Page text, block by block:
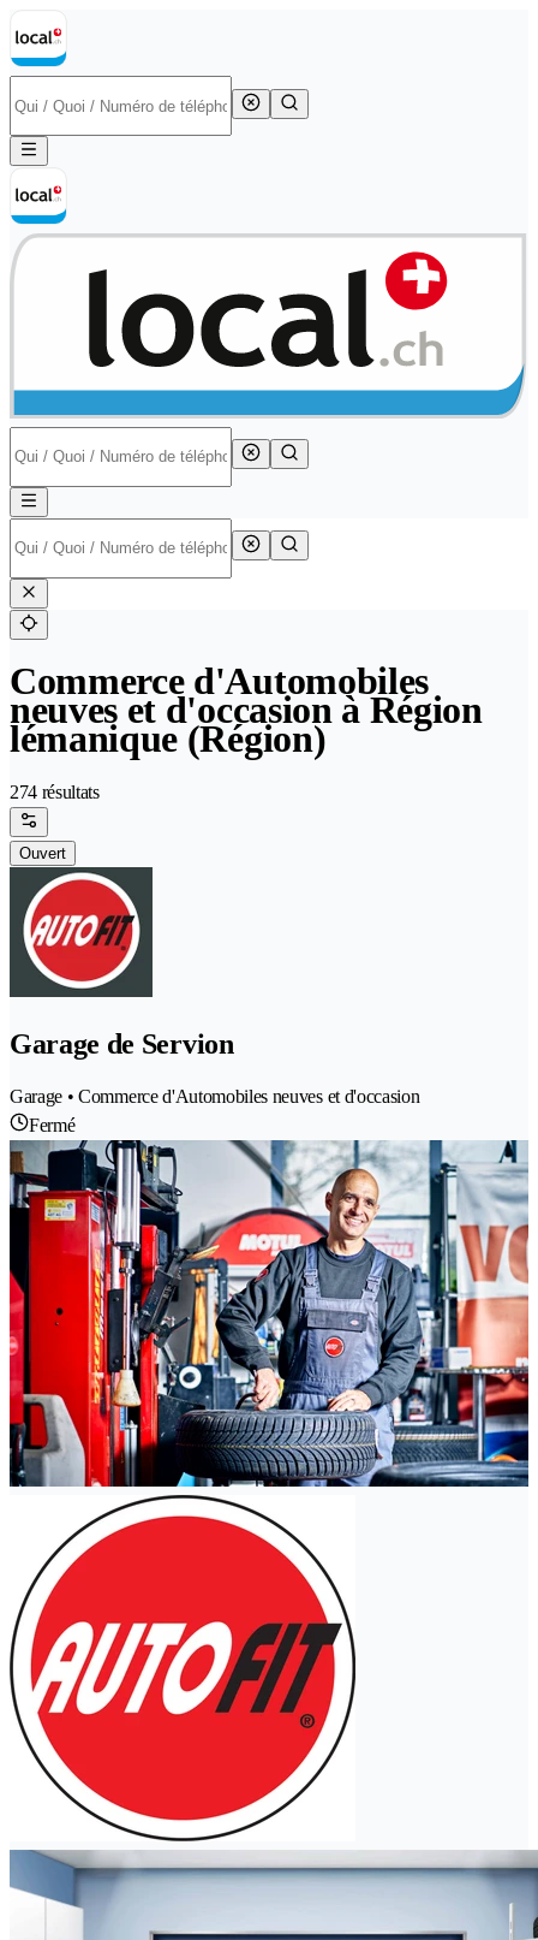
Commerce d'Automobiles
neuves et d'occasion à Région
lémanique (Région)
274 résultats
Ouvert
Garage de Servion
Garage • Commerce d'Automobiles neuves et d'occasion
Fermé